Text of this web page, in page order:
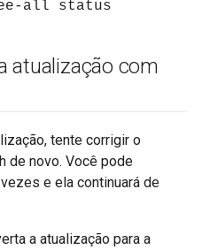
all status
atualização com
tente corrigir o
de novo. Você pode
e ela continuará de
a atualização para a